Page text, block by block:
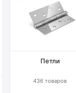
Петли
436 товаров